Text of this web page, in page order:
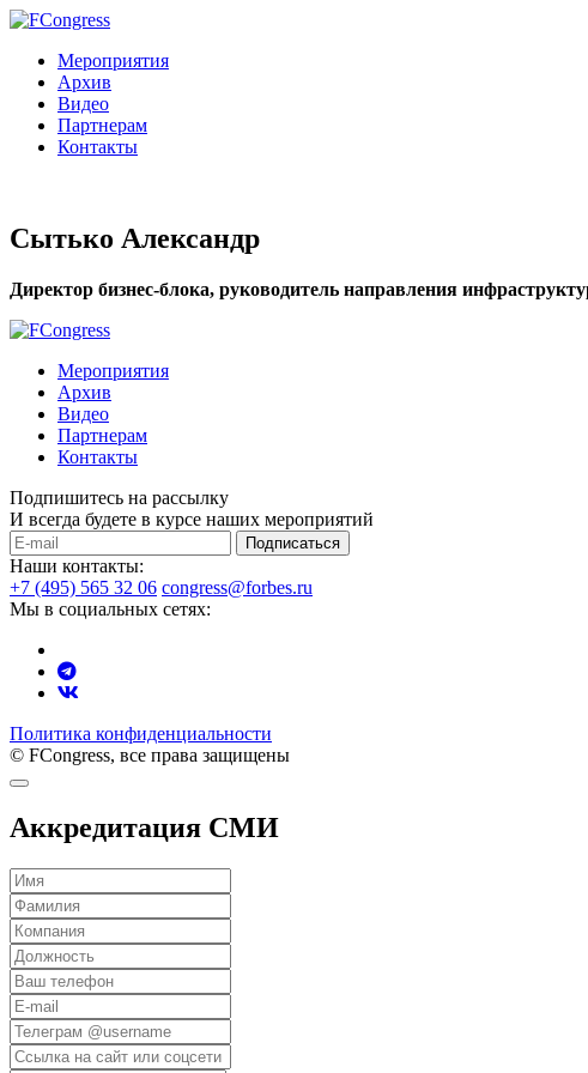
Мероприятия
Архив
Видео
Партнерам
Контакты
Сытько Александр
Директор бизнес-блока, руководитель направления
Мероприятия
Архив
Видео
Партнерам
Контакты
Подпишитесь на рассылку
И всегда будете в курсе наших мероприятий
Подписаться
Наши контакты:
+7 (495) 565 32 06 congress@forbes.ru
Мы в социальных сетях:
Политика конфиденциальности
© FCongress, все права защищены
Аккредитация СМИ